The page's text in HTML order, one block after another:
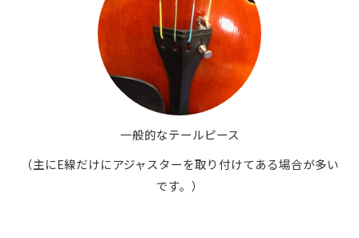
一般的なテールピース
（主にE線だけにアジャスターを取り付けてある場合が多い
です。）